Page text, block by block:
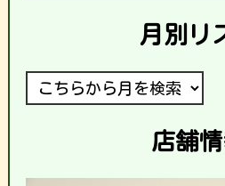
月別リ
店舗